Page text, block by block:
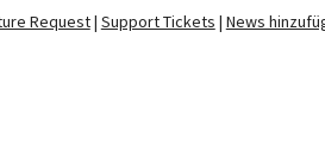
Request| Support Tickets | News